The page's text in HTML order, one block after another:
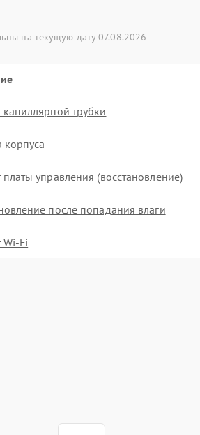
на текущую дату 07.08.2026
капиллярной трубки
корпуса
платы управления (восстановление)
после попадания влаги
Wi-Fi